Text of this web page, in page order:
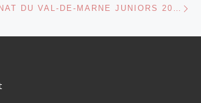
RÉSULTATS DU CHAMPIONNAT DU VAL-DE-MARNE JUNIORS 2019